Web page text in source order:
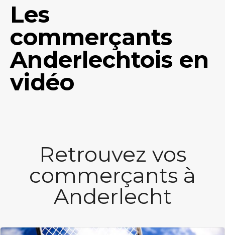
Les
commerçants
Anderlechtois en
vidéo
Retrouvez vos
commerçants à
Anderlecht